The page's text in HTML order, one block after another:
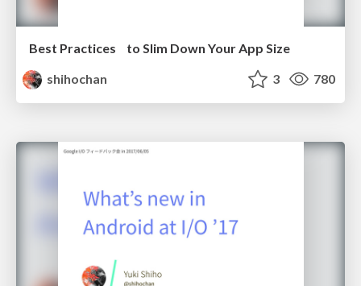
Best Practices to Slim Down Your App Size
shihochan
3 780